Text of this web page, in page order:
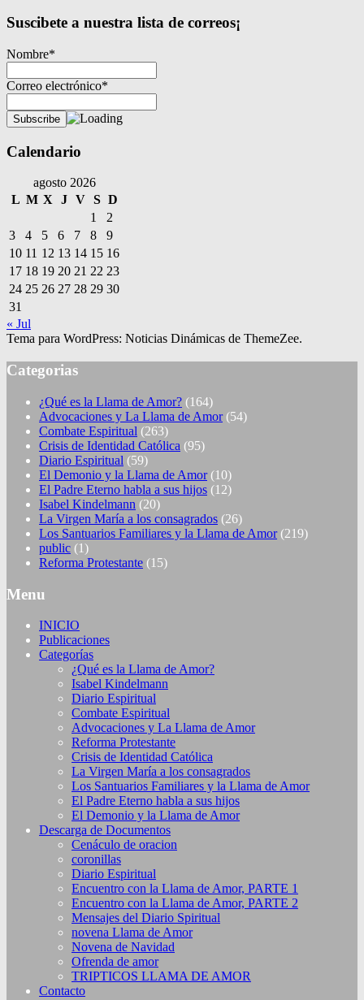
Suscibete a nuestra lista de correos¡
Nombre*
Correo electrónico*
Calendario
agosto 2026
L M X J V S D
1
2
3
4 5 6 7 8
9
10 11 12 13 14 15 16
17 18 19 20 21 22 23
24 25 26 27 28 29 30
31
« Jul
Tema para WordPress: Noticias Dinámicas de ThemeZee.
Categorias
¿Qué es la Llama de Amor? (164)
Advocaciones y La Llama de Amor(54)
Combate Espiritual (263)
Crisis de Identidad Católica (95)
Diario Espiritual (59)
El Demonio y la Llama de Amor(10)
El Padre Eterno habla a sus hijos (12)
Isabel Kindelmann (20)
La Virgen María a los consagrados (26)
Los Santuarios Familiares y la Llama de Amor(219)
public (1)
Reforma Protestante (15)
Menu
INICIO
Publicaciones
Categorías
¿Qué es la Llama de Amor?
Isabel Kindelmann
Diario Espiritual
Combate Espiritual
Advocaciones y La Llama de Amor
Reforma Protestante
Crisis de Identidad Católica
La Virgen María a los consagrados
Los Santuarios Familiares y la Llama de Amor
El Padre Eterno habla a sus hijos
El Demonio y la Llama de Amor
Descarga de Documentos
Cenáculo de oracion
coronillas
Diario Espiritual
Encuentro con la Llama de Amor, PARTE 1
Encuentro con la Llama de Amor, PARTE 2
Mensajes del Diario Spiritual
novena Llama de Amor
Novena de Navidad
Ofrenda de amor
TRIPTICOS LLAMA DE AMOR
Contacto